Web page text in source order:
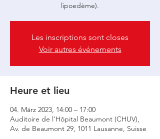
Les inscriptions sont closes
Voir autres événements
Heure et lieu
04. März 2023, 14:00 – 17:00
Auditoire de l'Hôpital Beaumont (CHUV),
Av. de Beaumont 29, 1011 Lausanne, Suisse